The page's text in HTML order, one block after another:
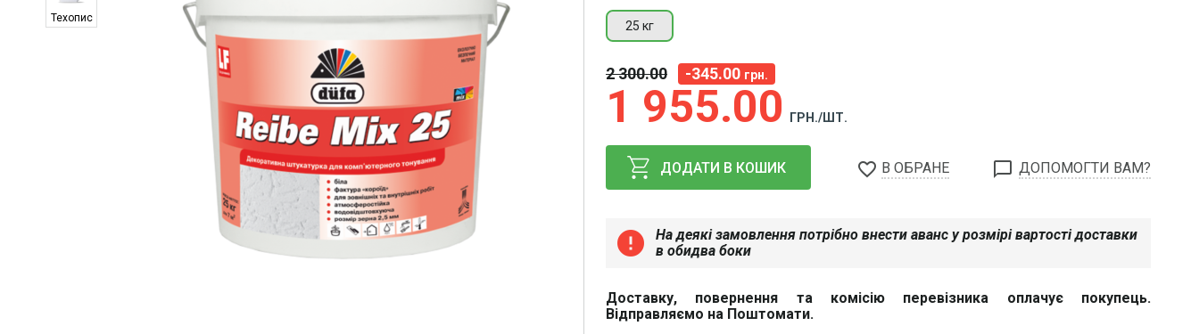
Техопис
25 кг
2 300 00 -345.00 грн.
1 955 00 ГРН./ШТ.
ДОДАТИ В КОШИК favorite_border В ОБРАНЕ chat_bubble_outline ДОПОМОГТИ ВАМ?
error
На деякі замовлення потрібно внести аванс у розмірі вартості доставки
в обидва боки
Доставку, повернення та комісію перевізника оплачує покупець.
Відправляємо на Поштомати.